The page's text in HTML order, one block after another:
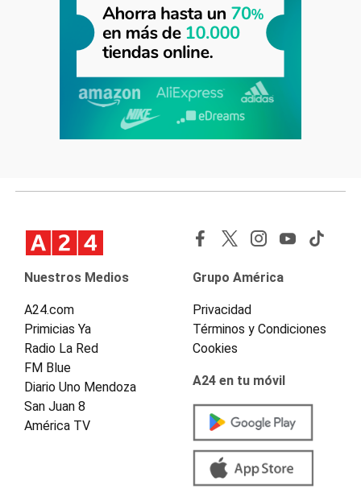
Nuestros Medios
A24.com
Primicias Ya
Radio La Red
FM Blue
Diario Uno Mendoza
San Juan 8
América TV
Grupo América
Privacidad
Términos y Condiciones
Cookies
A24 en tu móvil